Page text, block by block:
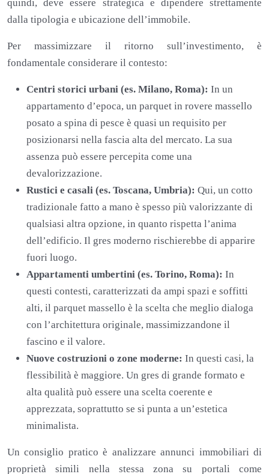
quindi, deve essere strategica e dipendere strettamente
dalla tipologia e ubicazione dell’immobile.
Per massimizzare il ritorno sull’investimento, è
fondamentale considerare il contesto:
Centri storici urbani (es. Milano, Roma): In un
appartamento d’epoca, un parquet in rovere massello
posato a spina di pesce è quasi un requisito per
posizionarsi nella fascia alta del mercato. La sua
assenza può essere percepita come una
devalorizzazione.
Rustici e casali (es. Toscana, Umbria): Qui, un cotto
tradizionale fatto a mano è spesso più valorizzante di
qualsiasi altra opzione, in quanto rispetta l’anima
dell’edificio. Il gres moderno rischierebbe di apparire
fuori luogo.
Appartamenti umbertini (es. Torino, Roma): In
questi contesti, caratterizzati da ampi spazi e soffitti
alti, il parquet massello è la scelta che meglio dialoga
con l’architettura originale, massimizzandone il
fascino e il valore.
Nuove costruzioni o zone moderne: In questi casi, la
flessibilità è maggiore. Un gres di grande formato e
alta qualità può essere una scelta coerente e
apprezzata, soprattutto se si punta a un’estetica
minimalista.
Un consiglio pratico è analizzare annunci immobiliari di
proprietà simili nella stessa zona su portali come